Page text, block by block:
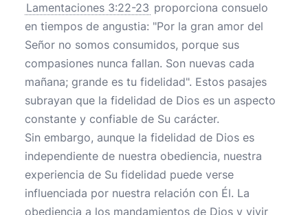
Lamentaciones 3:22-23 proporciona consuelo
en tiempos de angustia: "Por la gran amor del
Señor no somos consumidos, porque sus
compasiones nunca fallan. Son nuevas cada
mañana; grande es tu fidelidad". Estos pasajes
subrayan que la fidelidad de Dios es un aspecto
constante y confiable de Su carácter.
Sin embargo, aunque la fidelidad de Dios es
independiente de nuestra obediencia, nuestra
experiencia de Su fidelidad puede verse
influenciada por nuestra relación con Él. La
obediencia a los mandamientos de Dios y vivir